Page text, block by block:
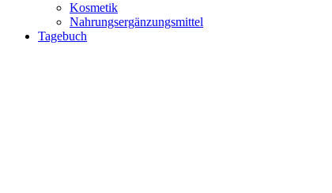
Kosmetik
Nahrungsergänzungsmittel
Tagebuch